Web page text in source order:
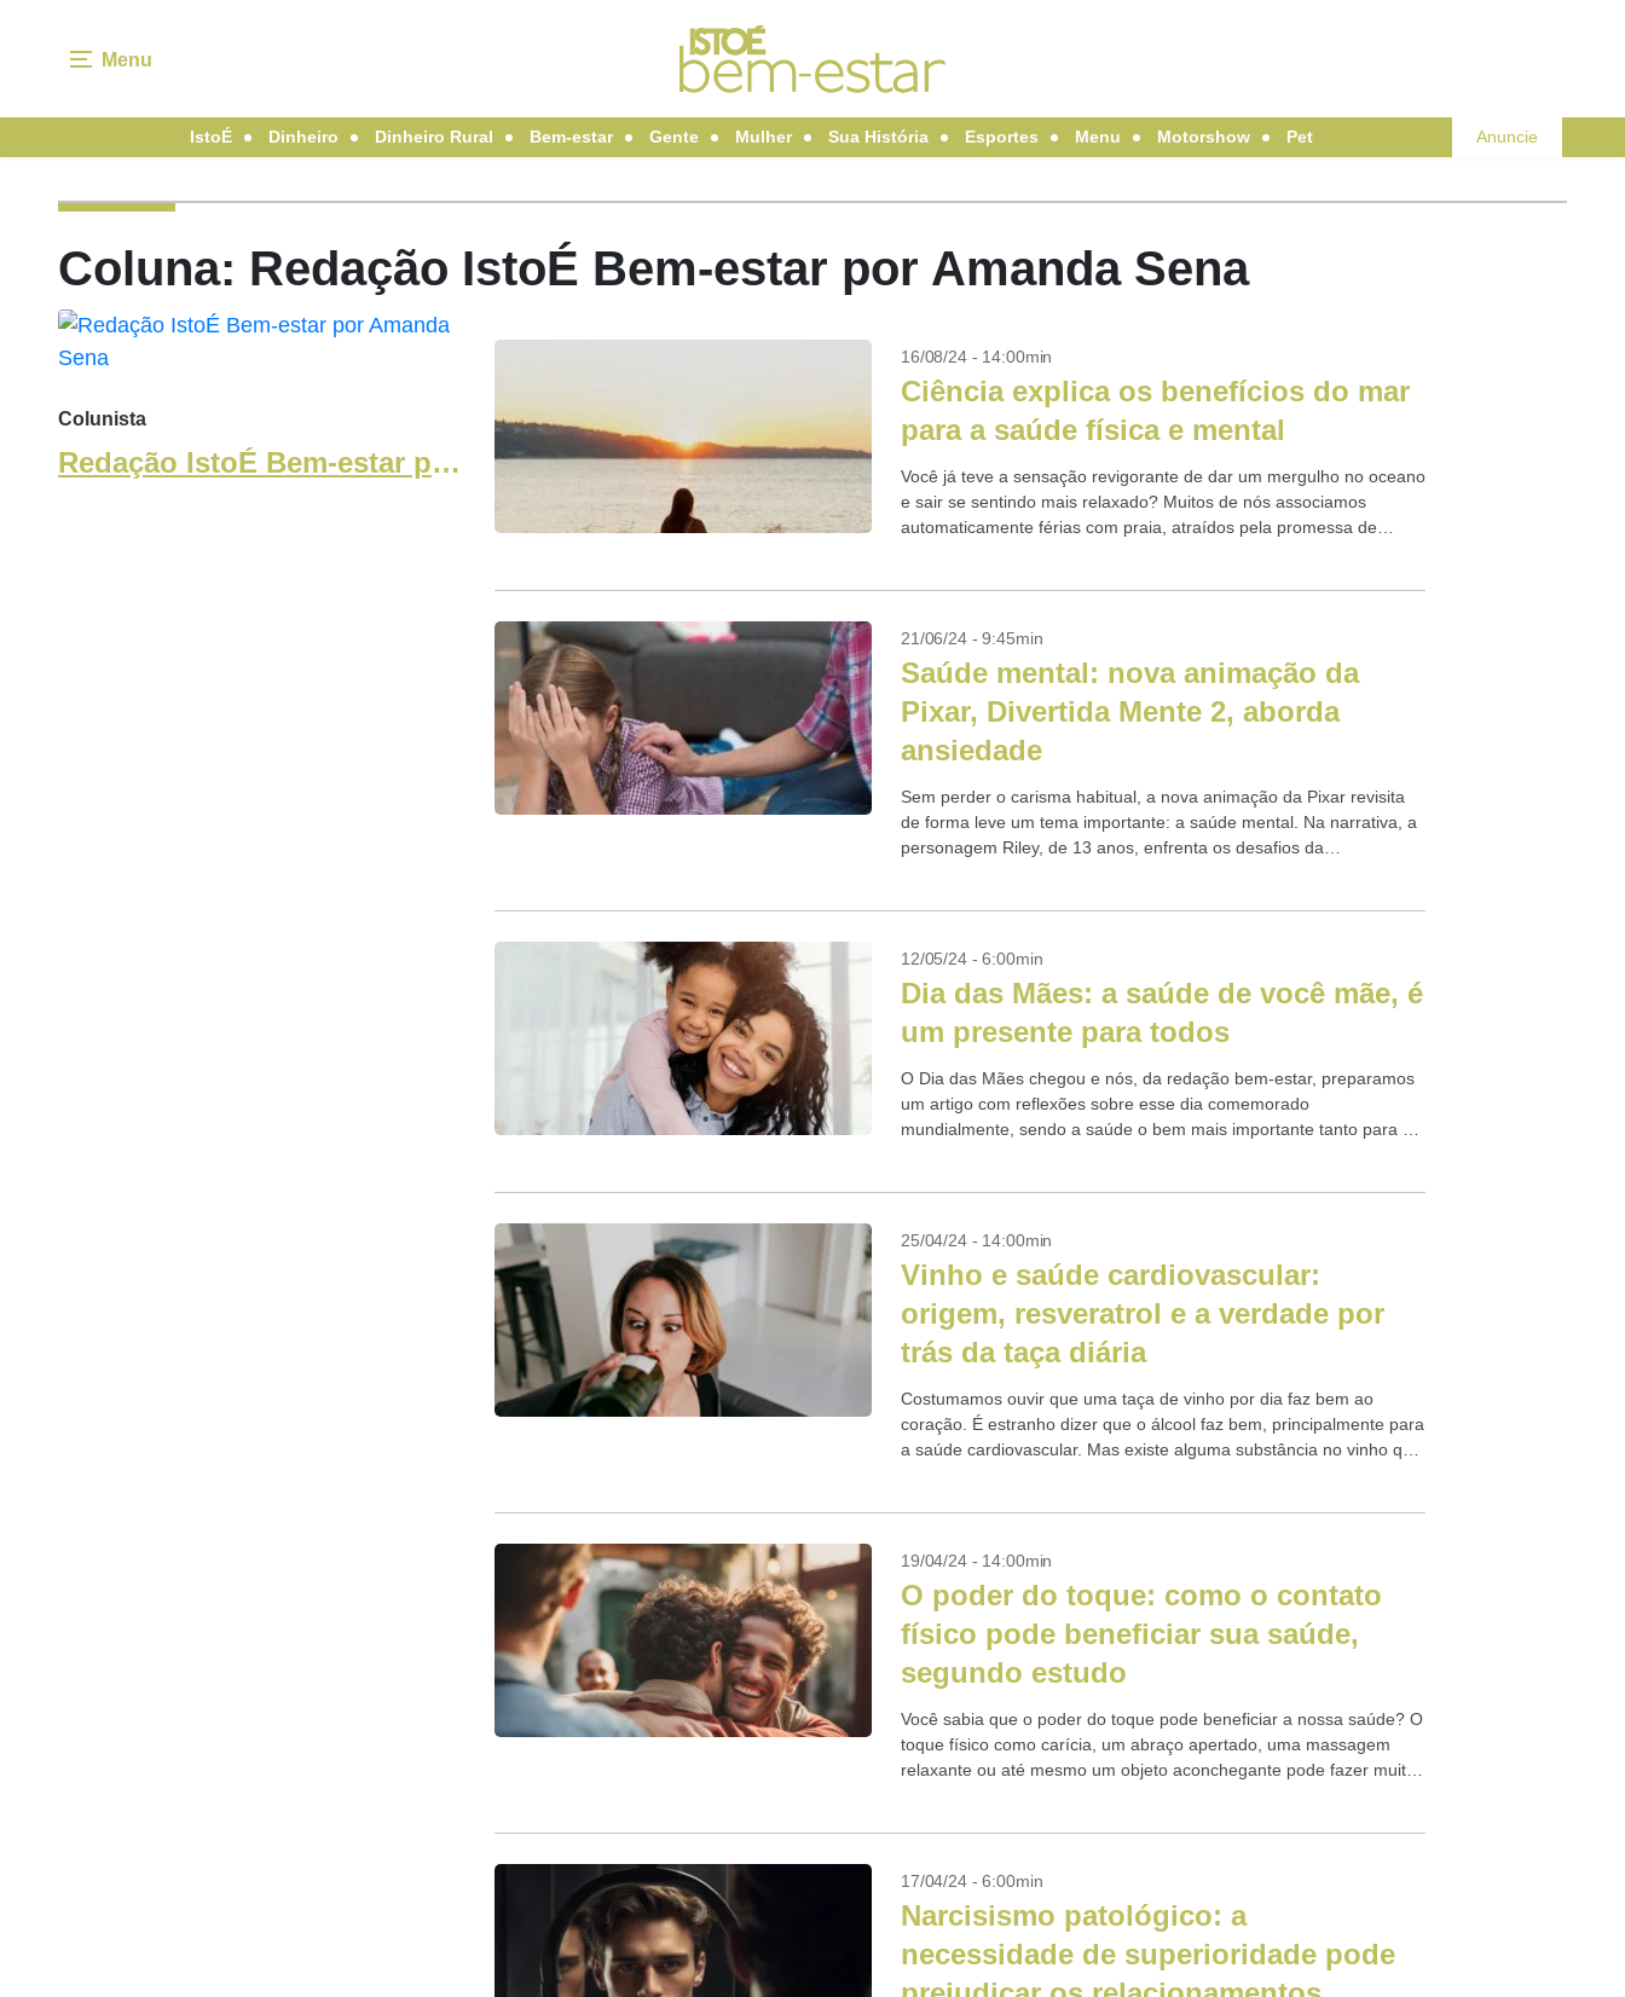
Menu
IstoÉ Dinheiro Dinheiro Rural Bem-estar Gente Mulher Sua História Esportes Menu Motorshow Pet Anuncie
Coluna: Redação IstoÉ Bem-estar por Amanda Sena
Colunista
Redação IstoÉ Bem-estar por
16/08/24 - 14:00min
Ciência explica os benefícios do mar
para a saúde física e mental
Você já teve a sensação revigorante de dar um mergulho no oceano
e sair se sentindo mais relaxado? Muitos de nós associamos
automaticamente férias com praia, atraídos pela promessa de
21/06/24 - 9:45min
Saúde mental: nova animação da
Pixar, Divertida Mente 2, aborda
ansiedade
Sem perder o carisma habitual, a nova animação da Pixar revisita
de forma leve um tema importante: a saúde mental. Na narrativa, a
personagem Riley, de 13 anos, enfrenta os desafios da
12/05/24 - 6:00min
Dia das Mães: a saúde de você mãe, é
um presente para todos
O Dia das Mães chegou e nós, da redação bem-estar, preparamos
um artigo com reflexões sobre esse dia comemorado
mundialmente, sendo a saúde o bem mais importante tanto para as
25/04/24 - 14:00min
Vinho e saúde cardiovascular:
origem, resveratrol e a verdade por
trás da taça diária
Costumamos ouvir que uma taça de vinho por dia faz bem ao
coração. É estranho dizer que o álcool faz bem, principalmente para
a saúde cardiovascular. Mas existe alguma substância no vinho que
19/04/24 - 14:00min
O poder do toque: como o contato
físico pode beneficiar sua saúde,
segundo estudo
Você sabia que o poder do toque pode beneficiar a nossa saúde? O
toque físico como carícia, um abraço apertado, uma massagem
relaxante ou até mesmo um objeto aconchegante pode fazer muito
17/04/24 - 6:00min
Narcisismo patológico: a
necessidade de superioridade pode